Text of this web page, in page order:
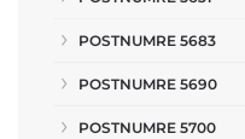
POSTNUMRE 5683
POSTNUMRE 5690
POSTNUMRE 5700